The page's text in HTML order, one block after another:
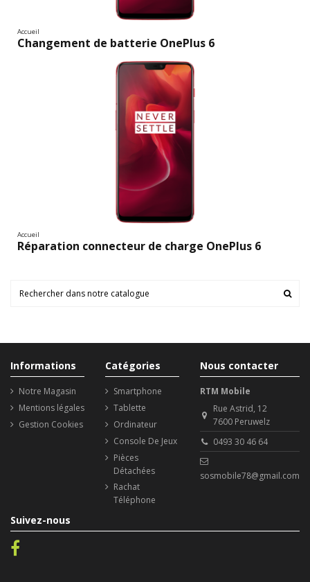
Accueil
Changement de batterie OnePlus 6
Accueil
Réparation connecteur de charge OnePlus 6
Informations
Notre Magasin
Mentions légales
Gestion Cookies
Catégories
Smartphone
Tablette
Ordinateur
Console De Jeux
Pièces
Détachées
Rachat
Téléphone
Nous contacter
RTM Mobile
Rue Astrid, 12
7600 Peruwelz
0493 30 46 64
sosmobile78@gmail.com
Suivez-nous